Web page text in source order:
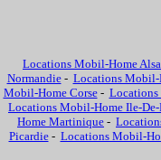
Locations Mobil-Home
Normandie- Locations Mobil-
Mobil-Home Corse- Locations
Locations Mobil-Home Ile-De-
Home Martinique -
Picardie- Locations Mobil-